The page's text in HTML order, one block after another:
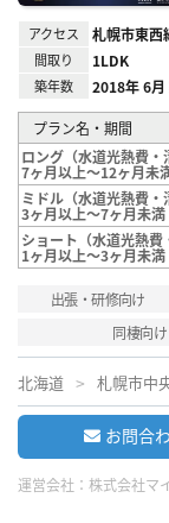
アクセス 札幌市東西
間取り 1LDK
築年数 2018年 6月
プラン名・期間
ロング（水道光熱費・
7ヶ月以上～12ヶ月未
ミドル（水道光熱費・
3ヶ月以上～7ヶ月未満
ショート（水道光熱費
1ヶ月以上～3ヶ月未満
出張・研修向け
同棲向け
北海道 札幌市中
お問合
運営会社： 株式会社マ